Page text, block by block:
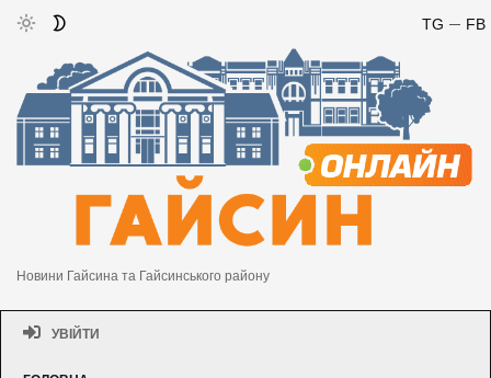
FB
TG
Новини Гайсина та Гайсинського району
УВІЙТИ